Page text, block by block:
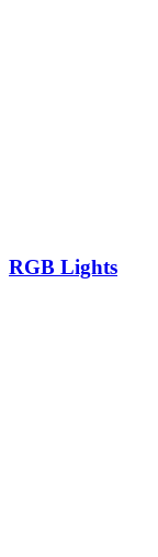
RGB Lights